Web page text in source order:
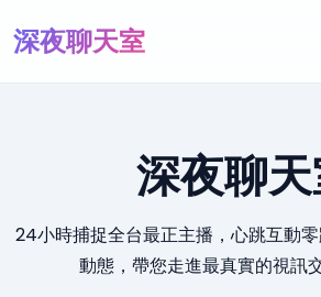
深夜聊天室
深夜聊
24小時捕捉全台最正主播，心跳互動
動態，帶您走進最真實的視訊